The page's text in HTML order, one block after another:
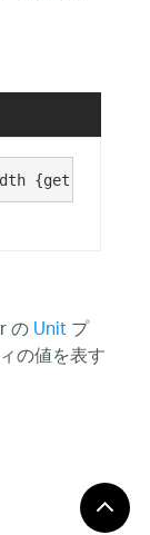
{get; set;}
のUnitプ
の値を表す